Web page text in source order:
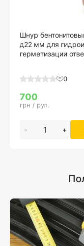
Шнур
д22 мм для
герметизации
0
700
грн / рул.
- +